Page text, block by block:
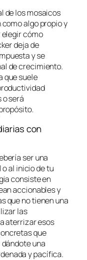
de los mosaicos
algo propio y
elegir cómo
deja de
y se
de crecimiento.
que suele
será
con
ser una
al inicio de tu
consiste en
accionables y
que no tienen una
las
aterrizar esos
que
una
y pacífica.